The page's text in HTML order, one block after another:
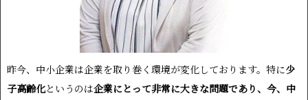
昨今、中小企業は企業を取り巻く環境が変化しております。特に少
子高齢化というのは企業にとって非常に大きな問題であり、今、中